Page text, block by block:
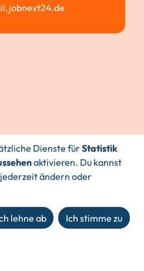
Dienste fürStatistik
aktivieren. Du kannst
ändern oder
lehne ab Ich stimme zu